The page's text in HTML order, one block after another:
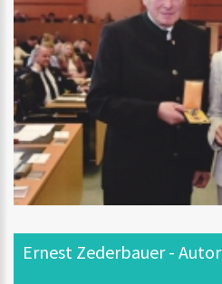
Ernest Zederbauer - Autor